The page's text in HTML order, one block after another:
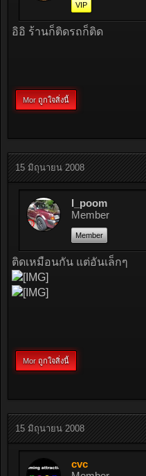
VIP
ิอิอิ ร้านก็ติดรถก็ติด
Mor ถูกใจสิ่งนี้
15 มิถุนายน 2008
I_poom
Member
Member
ติดเหมือนกัน แต่อันเล็กๆ
Mor ถูกใจสิ่งนี้
15 มิถุนายน 2008
cvc